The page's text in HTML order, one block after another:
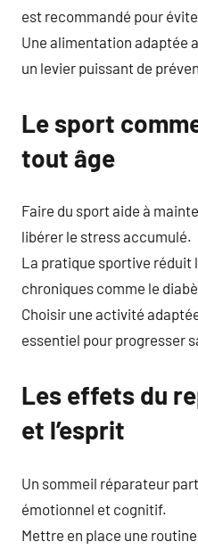
est recommandé pour
Une alimentation adaptée
un levier puissant de
Le sport
tout âge
Faire du sport aide à
libérer le stress accumulé.
La pratique sportive réduit
chroniques comme le
Choisir une activité
essentiel pour progresser
Les effets du
et l’esprit
Un sommeil réparateur
émotionnel et cognitif.
Mettre en place une